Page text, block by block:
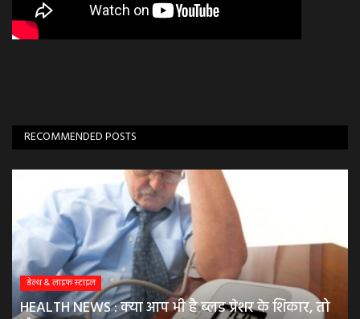
RECOMMENDED POSTS
हेल्थ & लाइफ स्टाइल
HEALTH NEWS : क्या आप भी है ब्लड प्रेशर के शिकार, तो